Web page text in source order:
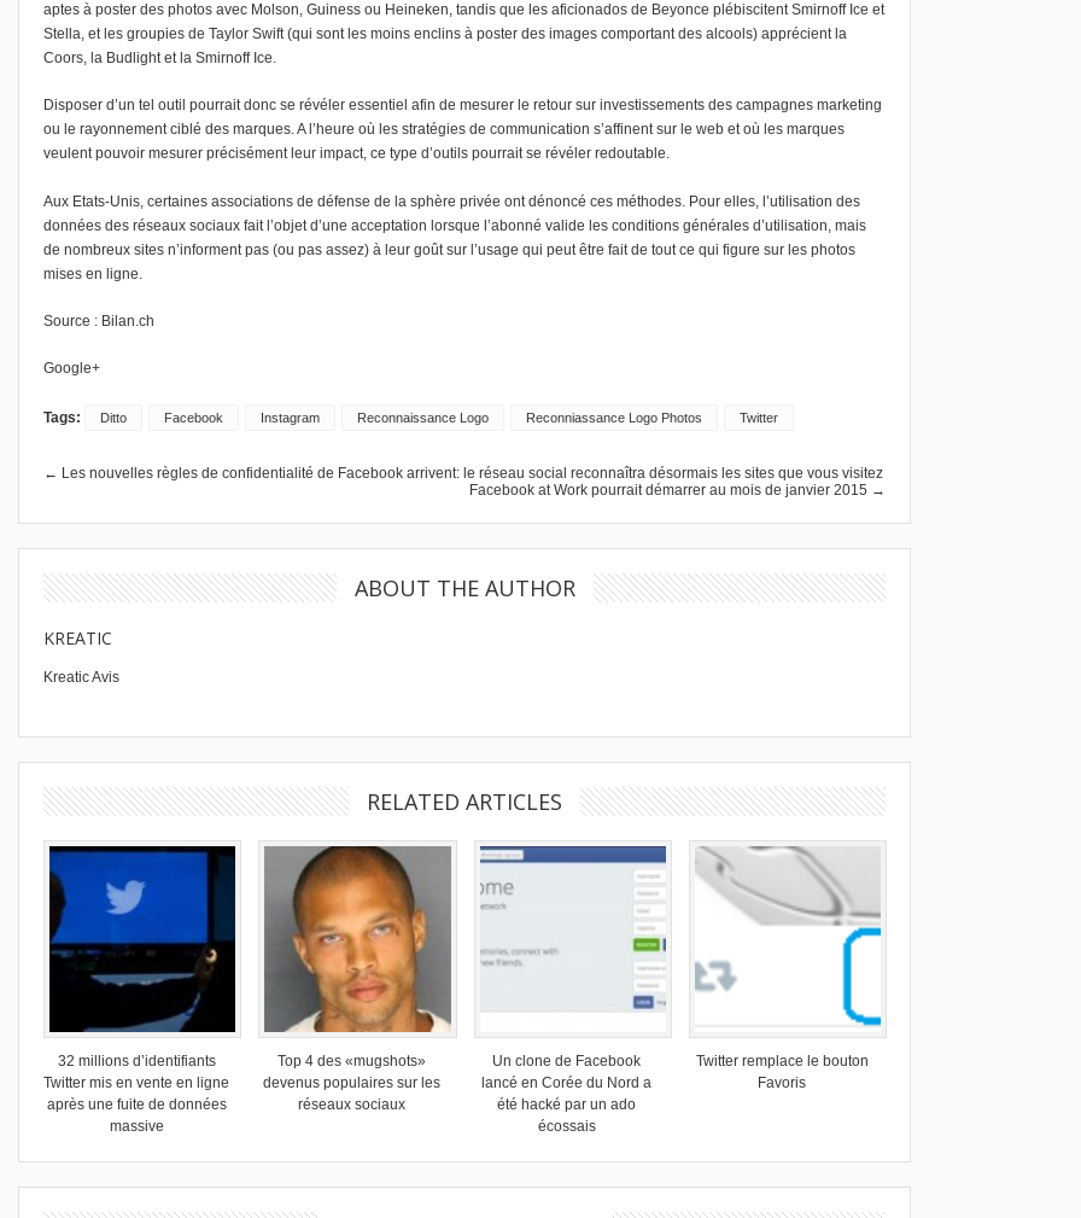
aptes à poster des photos avec Molson, Guiness ou Heineken, tandis que les aficionados de Beyonce plébiscitent Smirnoff Ice et
Stella, et les groupies de Taylor Swift (qui sont les moins enclins à poster des images comportant des alcools) apprécient la
Coors, la Budlight et la Smirnoff Ice.
Disposer d’un tel outil pourrait donc se révéler essentiel afin de mesurer le retour sur investissements des campagnes marketing
ou le rayonnement ciblé des marques. A l’heure où les stratégies de communication s’affinent sur le web et où les marques
veulent pouvoir mesurer précisément leur impact, ce type d’outils pourrait se révéler redoutable.
Aux Etats-Unis, certaines associations de défense de la sphère privée ont dénoncé ces méthodes. Pour elles, l’utilisation des
données des réseaux sociaux fait l’objet d’une acceptation lorsque l’abonné valide les conditions générales d’utilisation, mais
de nombreux sites n’informent pas (ou pas assez) à leur goût sur l’usage qui peut être fait de tout ce qui figure sur les photos
mises en ligne.
Source : Bilan.ch
Google+
Tags: Ditto Facebook Instagram Reconnaissance Logo Reconniassance Logo Photos Twitter
← Les nouvelles règles de confidentialité de Facebook arrivent: le réseau social reconnaîtra désormais les sites que vous visitez
Facebook at Work pourrait démarrer au mois de janvier 2015 →
ABOUT THE AUTHOR
KREATIC
Kreatic Avis
RELATED ARTICLES
32 millions d’identifiants
Twitter mis en vente en ligne
après une fuite de données
massive
Top 4 des «mugshots»
devenus populaires sur les
réseaux sociaux
Un clone de Facebook
lancé en Corée du Nord a
été hacké par un ado
écossais
Twitter remplace le bouton
Favoris